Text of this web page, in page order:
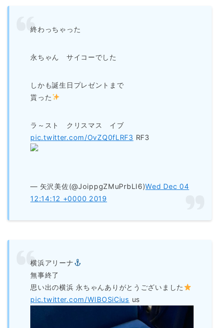
終わっちゃった
永ちゃん サイコーでした
しかも誕生日プレゼントまで
貰った
ラ～スト クリスマス イブ
pic.twitter.com/OvZQ0fLRF3 RF3
— 矢沢美佐(@JoippgZMuPrbLI6)Wed Dec 04
12:14:12 +0000 2019
横浜アリーナ
無事終了
思い出の横浜 永ちゃんありがとうございました
pic.twitter.com/WIBOSiCius us